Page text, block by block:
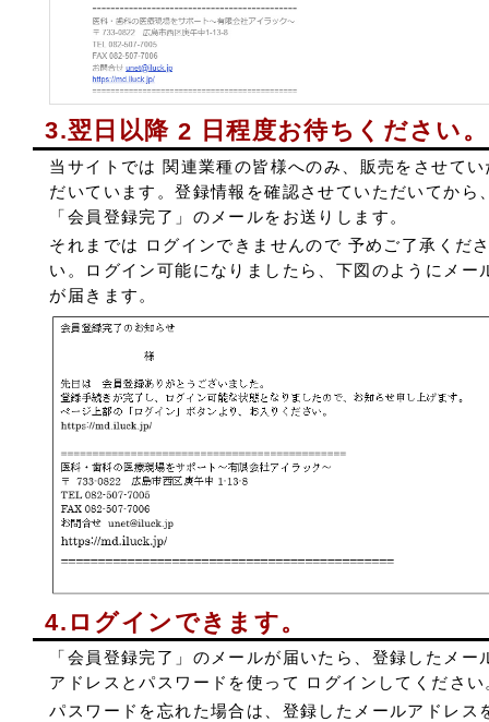
3.翌日以降 2 日程度お待ちください。
当サイトでは 関連業種の皆様へのみ、販売をさせてい
だいています。登録情報を確認させていただいてから
「会員登録完了」のメールをお送りします。
それまでは ログインできませんので 予めご了承くだ
い。ログイン可能になりましたら、下図のようにメー
が届きます。
4.ログインできます。
「会員登録完了」のメールが届いたら、登録したメー
アドレスとパスワードを使って ログインしてください
パスワードを忘れた場合は、登録したメールアドレス